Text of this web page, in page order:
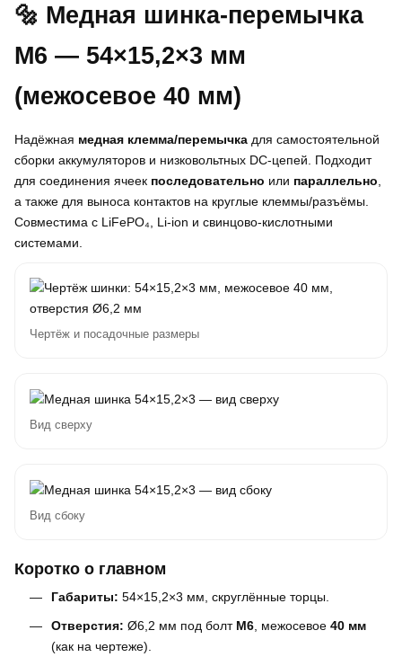
🔩 Медная шинка-перемычка
M6 — 54×15,2×3 мм
(межосевое 40 мм)
Надёжная медная клемма/перемычка для самостоятельной
сборки аккумуляторов и низковольтных DC-цепей. Подходит
для соединения ячеек последовательно или параллельно,
а также для выноса контактов на круглые клеммы/разъёмы.
Совместима с LiFePO₄, Li-ion и свинцово-кислотными
системами.
Чертёж и посадочные размеры
Вид сверху
Вид сбоку
Коротко о главном
Габариты: 54×15,2×3 мм, скруглённые торцы.
Отверстия: Ø6,2 мм под болт M6, межосевое 40 мм
(как на чертеже).